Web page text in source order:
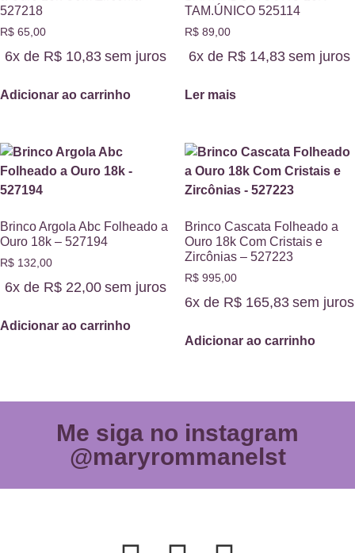
527218
R$ 65,00
6x de R$10,83 sem juros
Adicionar ao carrinho
TAM.ÚNICO 525114
R$89,00
6x de R$ 14,83 sem juros
Ler mais
Brinco Argola Abc Folheado a
Ouro 18k – 527194
R$ 132,00
6x de R$22,00 sem juros
Adicionar ao carrinho
Brinco Cascata Folheado a
Ouro 18k Com Cristais e
Zircônias – 527223
R$995,00
6x de R$ 165,83 sem juros
Adicionar ao carrinho
Me siga no instagram
@maryrommanelst